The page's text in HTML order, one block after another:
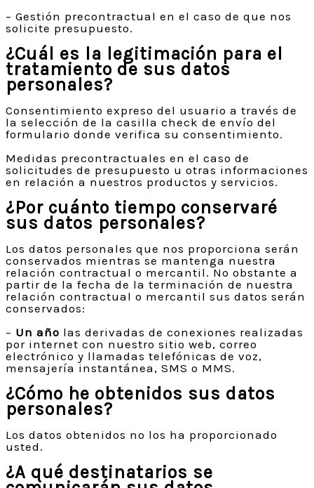
– Gestión precontractual en el caso de que nos
solicite presupuesto.
¿Cuál es la legitimación para el
tratamiento de sus datos
personales?
Consentimiento expreso del usuario a través de
la selección de la casilla check de envío del
formulario donde verifica su consentimiento.
Medidas precontractuales en el caso de
solicitudes de presupuesto u otras informaciones
en relación a nuestros productos y servicios.
¿Por cuánto tiempo conservaré
sus datos personales?
Los datos personales que nos proporciona serán
conservados mientras se mantenga nuestra
relación contractual o mercantil. No obstante a
partir de la fecha de la terminación de nuestra
relación contractual o mercantil sus datos serán
conservados:
– Un año las derivadas de conexiones realizadas
por internet con nuestro sitio web, correo
electrónico y llamadas telefónicas de voz,
mensajería instantánea, SMS o MMS.
¿Cómo he obtenidos sus datos
personales?
Los datos obtenidos no los ha proporcionado
usted.
¿A qué destinatarios se